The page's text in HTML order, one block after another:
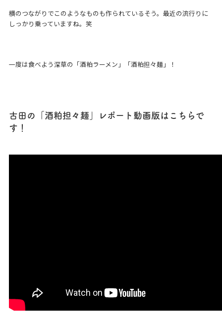
横のつながりでこのようなものも作られているそう。最近の流行りに
しっかり乗っていますね。笑
一度は食べよう深草の「酒粕ラーメン」「酒粕担々麺」！
古田の「酒粕担々麺」レポート動画版はこちらで
す！